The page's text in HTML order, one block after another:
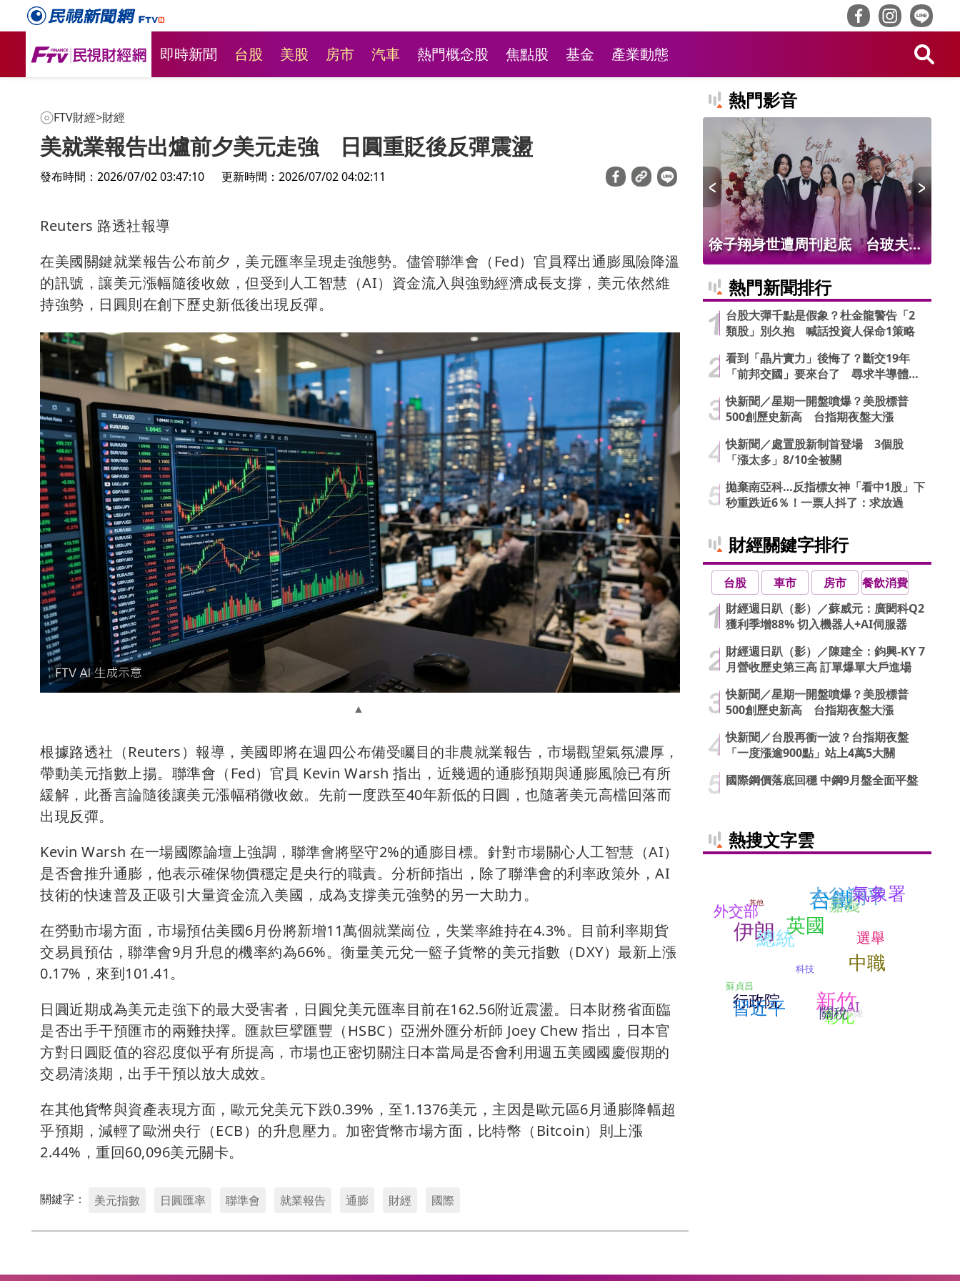
即時新聞 台股 美股 房市 汽車 熱門概念股 焦點股 基金 產業動態
FTV財經>財經
美就業報告出爐前夕美元走強 日圓重貶後反彈震盪
發布時間：2026/07/02 03:47:10 更新時間：2026/07/02 04:02:11
Reuters 路透社報導
在美國關鍵就業報告公布前夕，美元匯率呈現走強態勢。儘管聯準會（Fed）官員釋出通膨風險降溫
的訊號，讓美元漲幅隨後收斂，但受到人工智慧（AI）資金流入與強勁經濟成長支撐，美元依然維
持強勢，日圓則在創下歷史新低後出現反彈。
根據路透社（Reuters）報導，美國即將在週四公布備受矚目的非農就業報告，市場觀望氣氛濃厚，
帶動美元指數上揚。聯準會（Fed）官員 Kevin Warsh 指出，近幾週的通膨預期與通膨風險已有所
緩解，此番言論隨後讓美元漲幅稍微收斂。先前一度跌至40年新低的日圓，也隨著美元高檔回落而
出現反彈。
Kevin Warsh 在一場國際論壇上強調，聯準會將堅守2%的通膨目標。針對市場關心人工智慧（AI）
是否會推升通膨，他表示確保物價穩定是央行的職責。分析師指出，除了聯準會的利率政策外，AI
技術的快速普及正吸引大量資金流入美國，成為支撐美元強勢的另一大助力。
在勞動市場方面，市場預估美國6月份將新增11萬個就業崗位，失業率維持在4.3%。目前利率期貨
交易員預估，聯準會9月升息的機率約為66%。衡量美元兌一籃子貨幣的美元指數（DXY）最新上漲
0.17%，來到101.41。
日圓近期成為美元走強下的最大受害者，日圓兌美元匯率目前在162.56附近震盪。日本財務省面臨
是否出手干預匯市的兩難抉擇。匯款巨擘匯豐（HSBC）亞洲外匯分析師 Joey Chew 指出，日本官
方對日圓貶值的容忍度似乎有所提高，市場也正密切關注日本當局是否會利用週五美國國慶假期的
交易清淡期，出手干預以放大成效。
在其他貨幣與資產表現方面，歐元兌美元下跌0.39%，至1.1376美元，主因是歐元區6月通膨降幅超
乎預期，減輕了歐洲央行（ECB）的升息壓力。加密貨幣市場方面，比特幣（Bitcoin）則上漲
2.44%，重回60,096美元關卡。
關鍵字： 美元指數 日圓匯率 聯準會 就業報告 通膨 財經 國際
熱門影音
最低190元自助吧飲料冰品吃到飽
徐子翔身世遭周刊起底 台玻夫人
熱門新聞排行
台股大彈千點是假象？杜金龍警告「2
類股」別久抱 喊話投資人保命1策略
看到「晶片實力」後悔了？斷交19年
「前邦交國」要來台了 尋求半導體合
快新聞／星期一開盤噴爆？美股標普
500創歷史新高 台指期夜盤大漲
快新聞／處置股新制首登場 3個股
「漲太多」8/10全被關
拋棄南亞科…反指標女神「看中1股」下
秒重跌近6％！一票人抖了：求放過
財經關鍵字排行
台股 車市 房市
餐飲消費
財經週日趴（影）／蘇威元：廣閎科Q2
獲利季增88% 切入機器人+AI伺服器
財經週日趴（影）／陳建全：鈞興-KY 7
月營收歷史第三高 訂單爆單大戶進場
快新聞／星期一開盤噴爆？美股標普
500創歷史新高 台指期夜盤大漲
快新聞／台股再衝一波？台指期夜盤
「一度漲逾900點」站上4萬5大關
國際鋼價落底回穩 中鋼9月盤全面平盤
熱搜文字雲
科技
台鐵
蘇貞昌
其他
新竹
外交部
行政院
嘉義
大谷翔平
習近平
伊朗
彰化
總統
中職
選舉
英國
AI
關稅
氣象署
基隆